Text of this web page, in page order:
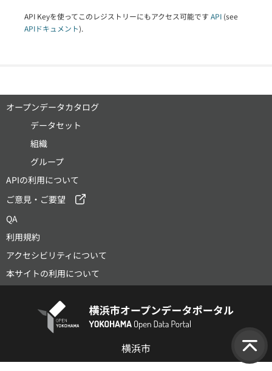
API Keyを使ってこのレジストリーにもアクセス可能です API (see
APIドキュメント).
オープンデータカタログ
データセット
組織
グループ
APIの利用について
ご意見・ご要望
QA
利用規約
アクセシビリティについて
本サイトの利用について
横浜市